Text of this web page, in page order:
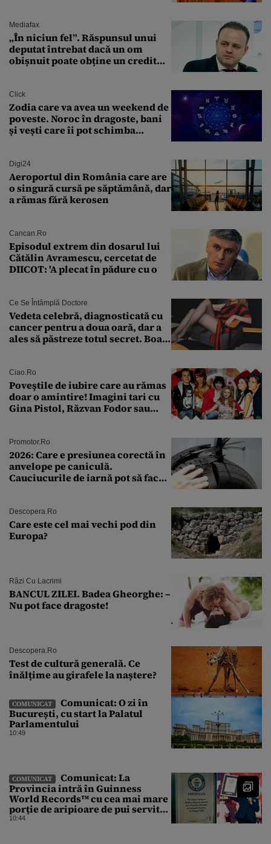
Mediafax
„În niciun fel”. Răspunsul unui
deputat întrebat dacă un om
obișnuit poate obține un credit
Click
Zodia care va avea un weekend de
poveste. Noroc în dragoste, bani
și vești care îi pot schimba
Digi24
Aeroportul din România care are
o singură cursă pe săptămână, dar
a rămas fără kerosen
Cancan.ro
Episodul extrem din dosarul lui
Cătălin Avramescu, cercetat de
DIICOT: 'A plecat în pădure cu o
Ce Se Întâmplă Doctore
Vedeta celebră, diagnosticată cu
cancer pentru a doua oară, dar a
ales să păstreze totul secret. Boala
Ciao.ro
Poveştile de iubire care au rămas
doar o amintire! Imagini tari cu
Gina Pistol, Răzvan Fodor sau
Promotor.ro
2026: Care e presiunea corectă în
anvelope pe caniculă.
Cauciucurile de iarnă pot să facă
Descopera.ro
Care este cel mai vechi pod din
Europa?
Râzi Cu Lacrimi
BANCUL ZILEI. Badea Gheorghe: –
Nu pot face dragoste!
Descopera.ro
Test de cultură generală. Ce
înălțime au girafele la naștere?
COMUNICAT
Comunicat: O zi în
București, cu start la Palatul
Parlamentului
10:49
COMUNICAT
Comunicat: La
Provincia intră în Guinness
World Records™ cu cea mai mare
porție de aripioare de pui servită
la un eveniment
10:44